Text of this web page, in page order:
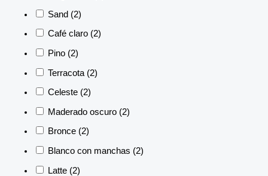
Sand (2)
Café claro (2)
Pino (2)
Terracota (2)
Celeste (2)
Maderado oscuro (2)
Bronce (2)
Blanco con manchas (2)
Latte (2)